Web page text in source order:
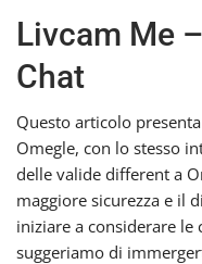
Livcam Me
Chat
Questo articolo
Omegle, con lo stesso
delle valide different a
maggiore sicurezza e il
iniziare a considerare le
suggeriamo di